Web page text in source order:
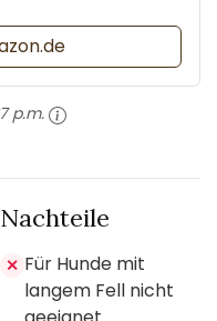
p.m.
Nachteile
✕ Für Hunde mit
langem Fell nicht